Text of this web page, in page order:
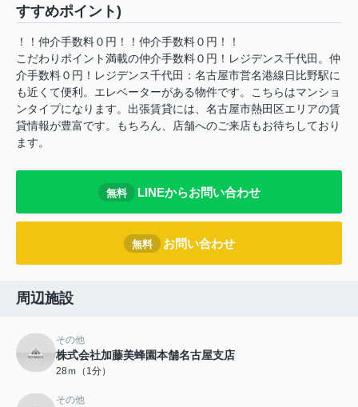
すすめポイント)
！！仲介手数料０円！！仲介手数料０円！！
こだわりポイント満載の仲介手数料０円！レジデンス千代田。仲
介手数料０円！レジデンス千代田：名古屋市営名港線日比野駅に
も近くて便利。エレベーターがある物件です。こちらはマンショ
ンタイプになります。出張賃貸には、名古屋市熱田区エリアの賃
貸情報が豊富です。もちろん、店舗へのご来店もお待ちしており
ます。
無料 LINEからお問い合わせ
無料 お問い合わせ
周辺施設
その他
株式会社加藤美蜂園本舗名古屋支店
28ｍ（1分）
その他